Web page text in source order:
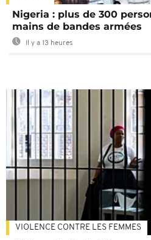
Nigeria : plus de 300
mains de bandes armées
Il y a 13 heures
VIOLENCE CONTRE LES FEMMES